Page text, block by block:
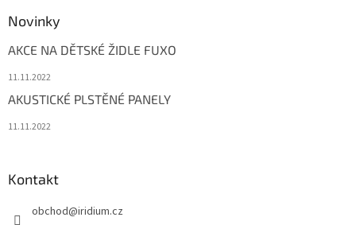
Novinky
AKCE NA DĚTSKÉ ŽIDLE FUXO
11.11.2022
AKUSTICKÉ PLSTĚNÉ PANELY
11.11.2022
Kontakt
obchod@iridium.cz